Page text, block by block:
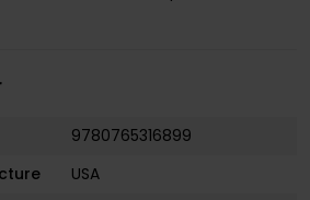
9780765316899
USA